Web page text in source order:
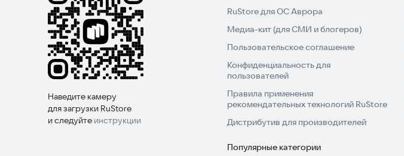
Наведите камеру
для загрузки RuStore
и следуйте инструкции
RuStore для ОС Аврора
Медиа-кит (для СМИ и блогеров)
Пользовательское соглашение
Конфиденциальность для
пользователей
Правила применения
рекомендательных технологий RuStore
Дистрибутив для производителей
Популярные категории